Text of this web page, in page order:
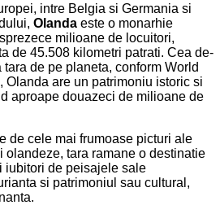
intre Belgia si Germania si
Olanda este o monarhie
milioane de locuitori,
de 45.508 kilometri patrati. Cea de-
de pe planeta, conform World
Olanda are un patrimoniu istoric si
aproape douazeci de milioane de
de cele mai frumoase picturi ale
olandeze, tara ramane o destinatie
iubitori de peisajele sale
si patrimoniul sau cultural,